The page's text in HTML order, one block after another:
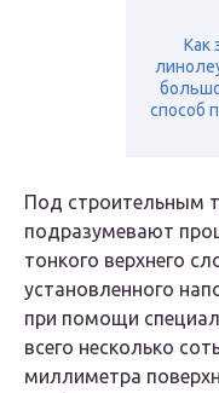
Как
способ
Под строительным
подразумевают
тонкого верхнего
установленного
при помощи
всего несколько
миллиметра